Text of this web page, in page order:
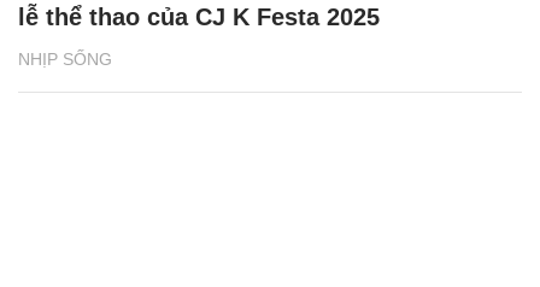
NHỊP SỐNG
lễ thể thao của CJ K Festa 2025